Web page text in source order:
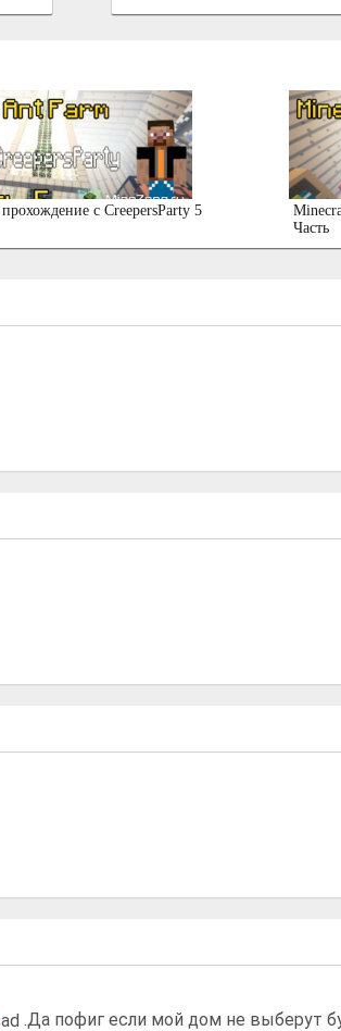
с CreepersParty 5
Часть
.Да пофиг если мой дом не выберут